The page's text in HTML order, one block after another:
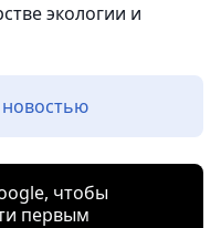
экологии и
чтобы
первым